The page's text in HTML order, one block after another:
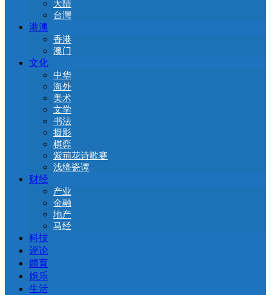
大陆
台灣
港澳
香港
澳门
文化
中华
海外
美术
文学
书法
摄影
棋弈
紫荊花诗歌赛
浅绛瓷谭
财经
产业
金融
地产
马经
科技
评论
體育
娛乐
生活